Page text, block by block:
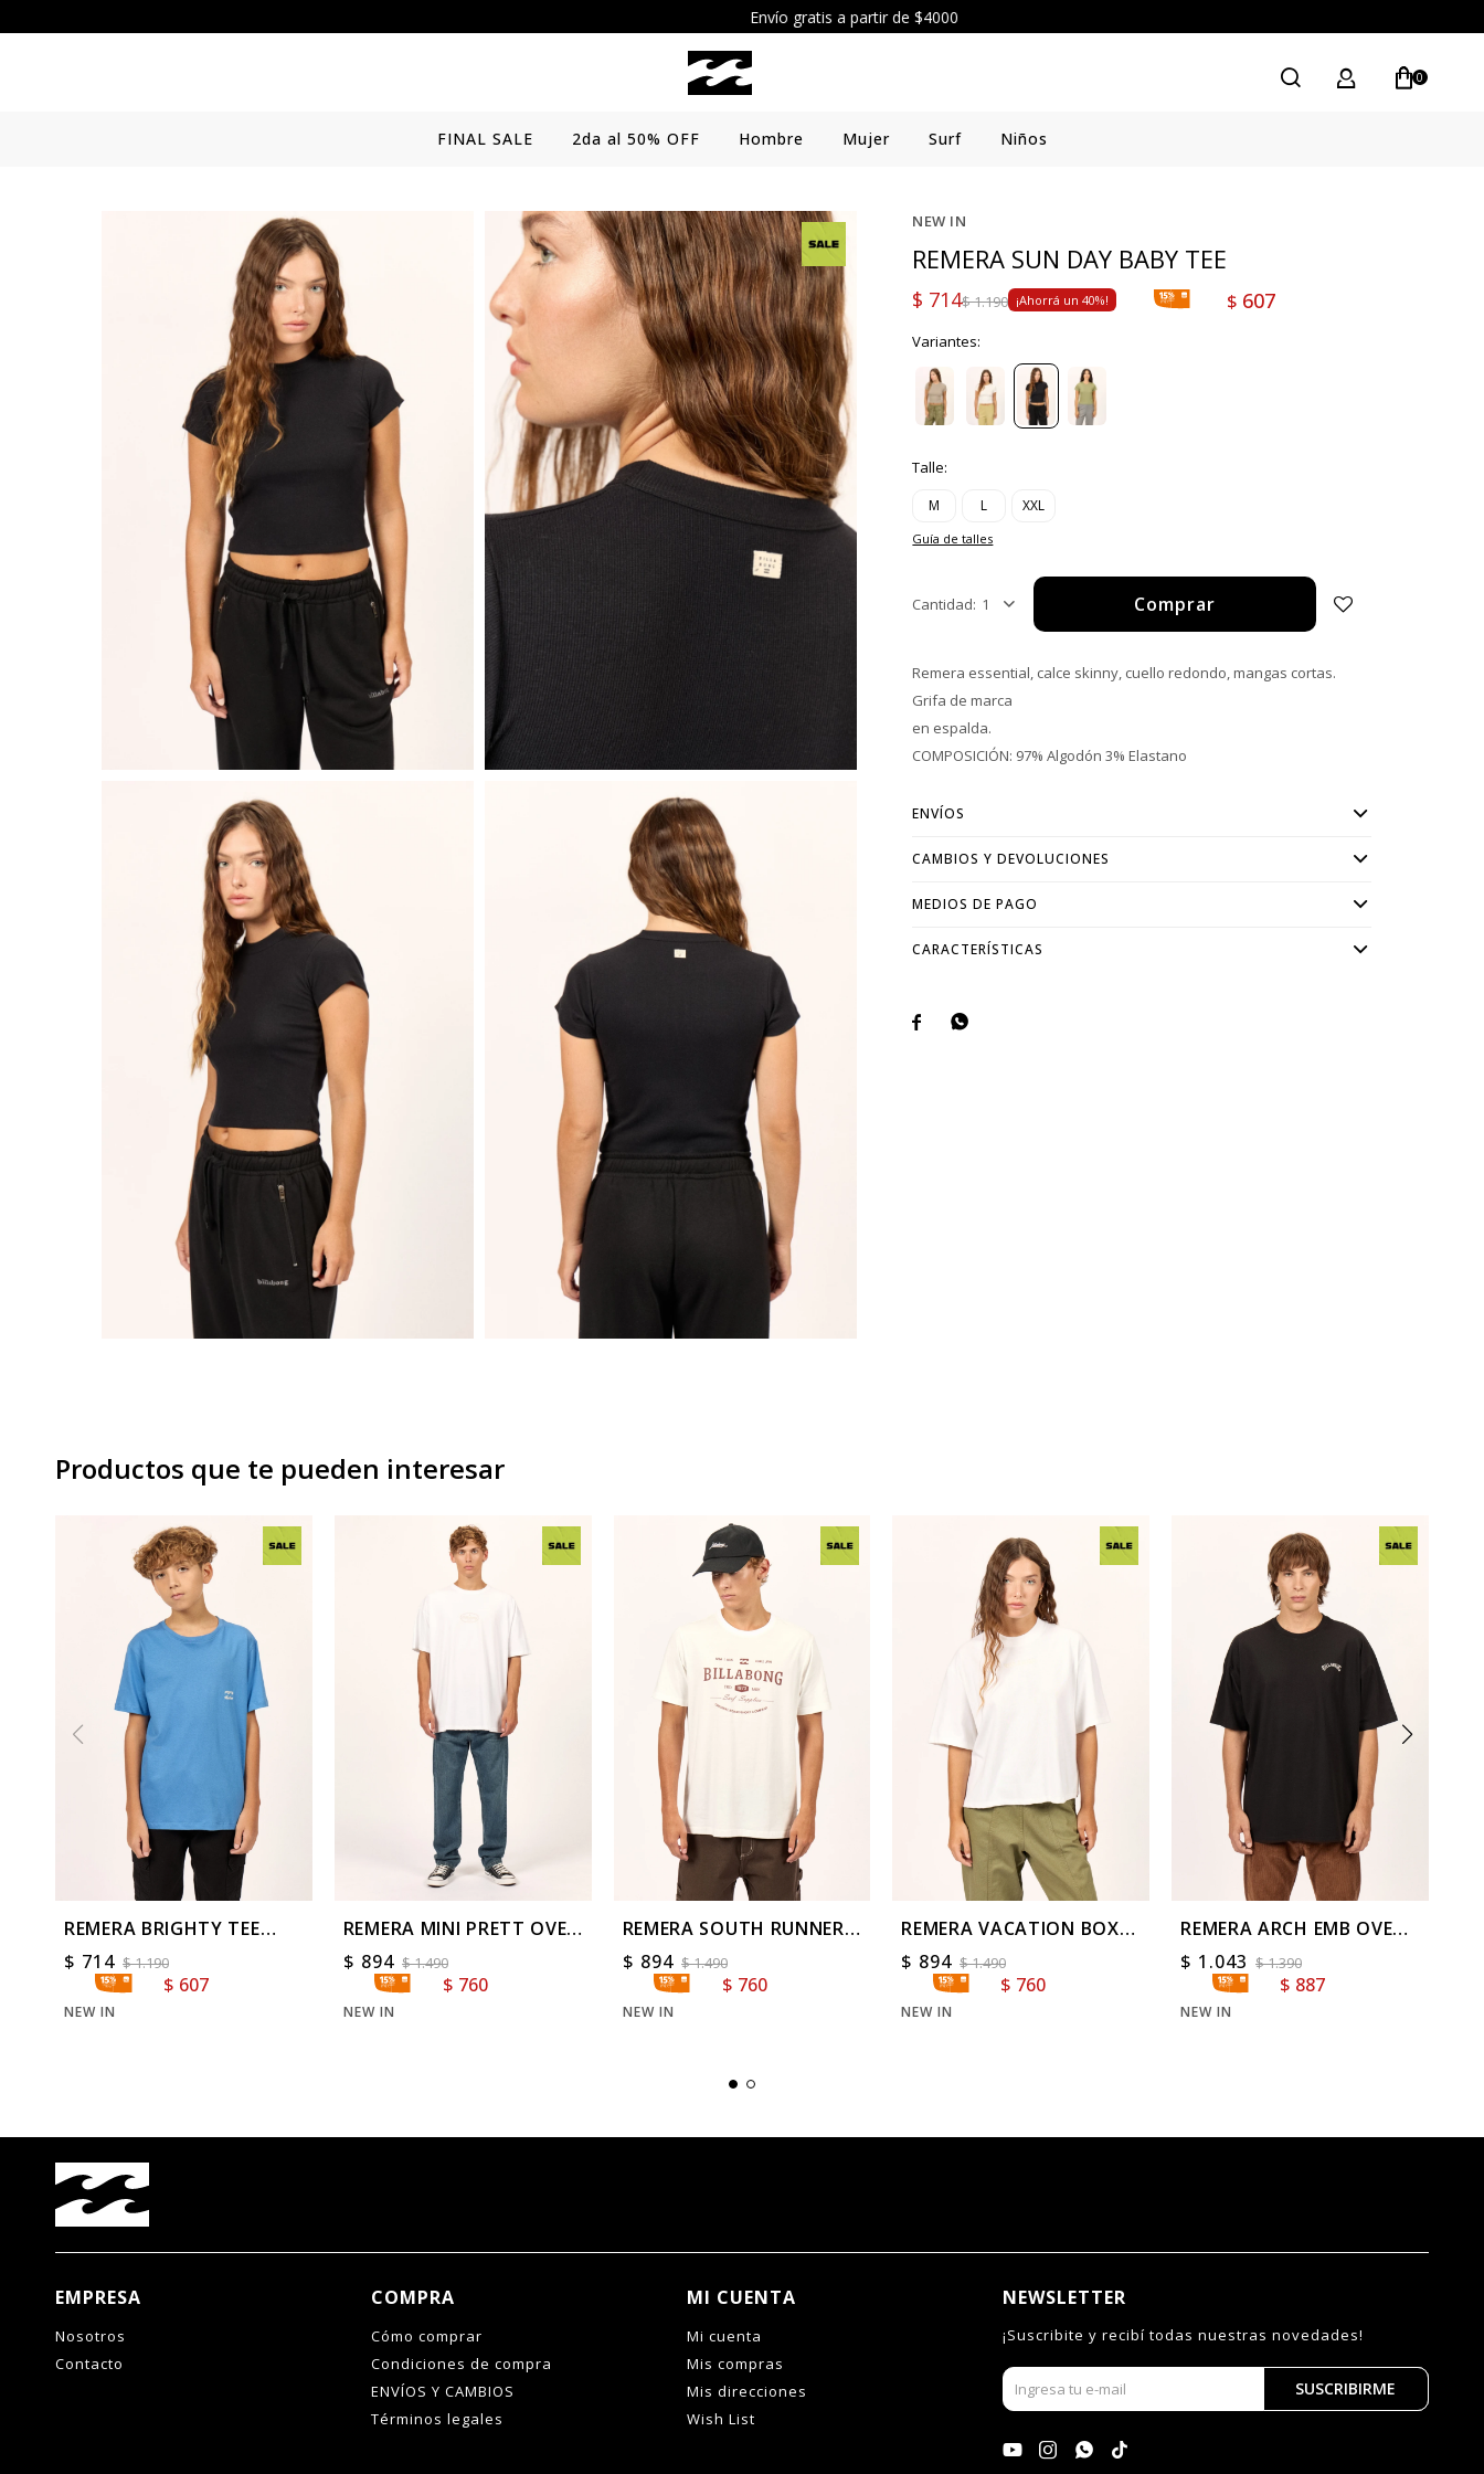
Envío gratis a partir de $4000
FINAL SALE 2da al 50% OFF Hombre Mujer Surf Niños
0
NEW IN
REMERA SUN DAY BABY TEE
$ 714$1.190 40 $ 607
Variantes:
Talle:
M L XXL
Guía de talles
1 Comprar
Remera essential, calce skinny, cuello redondo, mangas cortas.
Grifa de marca
en espalda.
COMPOSICIÓN: 97% Algodón 3% Elastano
ENVÍOS
CAMBIOS Y DEVOLUCIONES
MEDIOS DE PAGO
CARACTERÍSTICAS
 
Productos que te pueden interesar
REMERA BRIGHTY TEE
BOYS
$ 714 $1.190
$ 607
NEW IN
REMERA MINI PRETT OVER
TEE
$ 894 $1.490
$ 760
NEW IN
REMERA SOUTH RUNNER
TEE
$ 894 $1.490
$ 760
NEW IN
REMERA VACATION BOXY
TEE
$ 894 $1.490
$ 760
NEW IN
REMERA ARCH EMB OVER
TEE
$ 1.043 $1.390
$ 887
NEW IN
EMPRESA
Nosotros
Contacto
COMPRA
Cómo comprar
Condiciones de compra
ENVÍOS Y CAMBIOS
Términos legales
MI CUENTA
Mi cuenta
Mis compras
Mis direcciones
Wish List
NEWSLETTER
¡Suscribite y recibí todas nuestras novedades!
SUSCRIBIRME
   